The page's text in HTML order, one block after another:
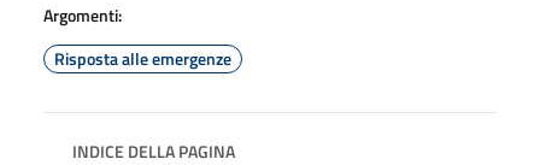
Argomenti:
Risposta alle emergenze
INDICE DELLA PAGINA